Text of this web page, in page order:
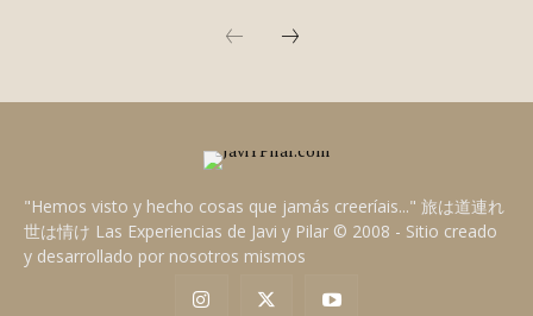
"Hemos visto y hecho cosas que jamás creeríais..." 旅は道連れ
世は情け Las Experiencias de Javi y Pilar © 2008 - Sitio creado
y desarrollado por nosotros mismos